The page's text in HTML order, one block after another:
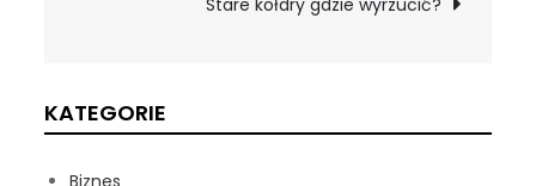
Stare kołdry gdzie wyrzucić?
KATEGORIE